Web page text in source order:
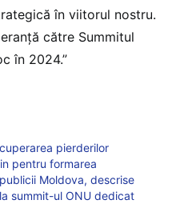
în viitorul nostru.
către Summitul
în 2024.”
pierderilor
pentru formarea
Moldova, descrise
summit-ul ONU dedicat